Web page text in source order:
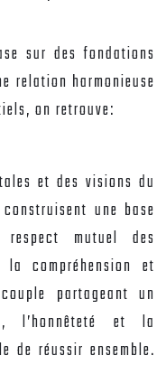
sur des fondations
relation harmonieuse
on retrouve:
et des visions du
une base
mutuel des
compréhension et
partageant un
l’honnêteté et la
de réussir ensemble.